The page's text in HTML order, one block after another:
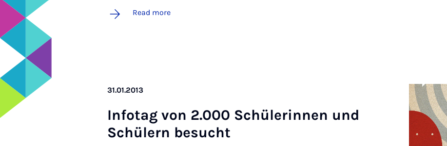
Read more
31.01.2013
In­fot­ag von 2.000 Schüler­innen und
Schülern be­sucht